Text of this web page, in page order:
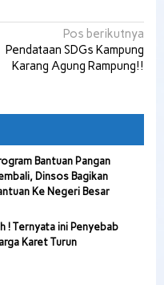
Pos berikutnya
Pendataan SDGs Kampung
Karang Agung Rampung!!
Bantuan Pangan
Dinsos Bagikan
Ke Negeri Besar
! Ternyata ini Penyebab
Karet Turun